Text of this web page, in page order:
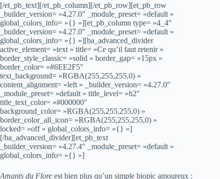
[/et_pb_text][/et_pb_column][/et_pb_row][et_pb_row
_builder_version= »4.27.0″ _module_preset= »default »
global_colors_info= »{} »][et_pb_column type= »4_4″
_builder_version= »4.27.0″ _module_preset= »default »
global_colors_info= »{} »][ba_advanced_divider
active_element= »text » title= »Ce qu’il faut retenir »
border_style_classic= »solid » border_gap= »15px »
border_color= »#6EE2F5″
text_background= »RGBA(255,255,255,0) »
content_alignment= »left » _builder_version= »4.27.0″
_module_preset= »default » title_level= »h2″
title_text_color= »#000000″
background_color= »RGBA(255,255,255,0) »
border_color_all_icon= »RGBA(255,255,255,0) »
locked= »off » global_colors_info= »{} »]
[/ba_advanced_divider][et_pb_text
_builder_version= »4.27.4″ _module_preset= »default »
global_colors_info= »{} »]
Amants du Flore est bien plus qu’un simple biopic amoureux :